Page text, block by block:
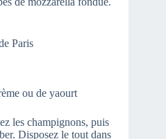
Paris
ou de yaourt
les champignons, puis
Disposez le tout dans